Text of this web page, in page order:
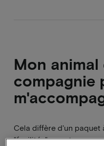
Mon animal
compagnie
Cela diffère d'un paquet
"facilités" vous